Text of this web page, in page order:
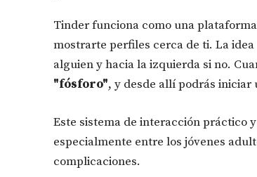
Tinder funciona como una
mostrarte perfiles cerca de ti. La
alguien y hacia la izquierda si no.
"fósforo", y desde allí podrás iniciar
Este sistema de interacción práctico
especialmente entre los jóvenes
complicaciones.